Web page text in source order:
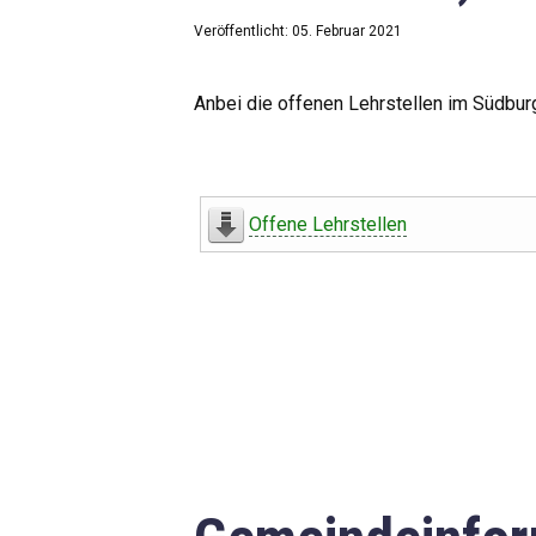
Veröffentlicht: 05. Februar 2021
Anbei die offenen Lehrstellen im
Offene Lehrstellen